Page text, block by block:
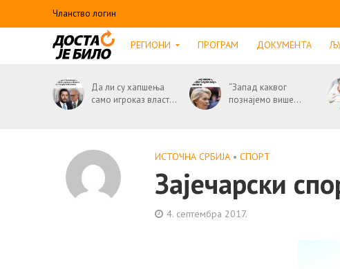
Чланство логин
РЕГИОНИ ПРОГРАМ ДОКУМЕНТА
Да ли су хапшења
само игроказ власт...
“Запад каквог
познајемо више...
ИСТОЧНА СРБИЈА • СПОРТ
Зајечарски
4. септембра 2017.